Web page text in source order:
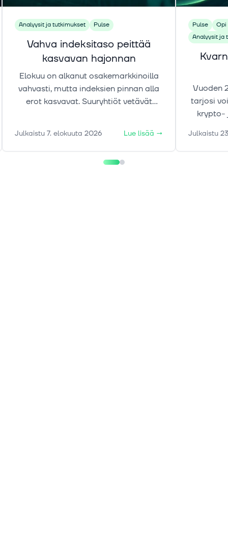
Analyysit ja tutkimukset Pulse
Vahva indeksitaso peittää
kasvavan hajonnan
Elokuu on alkanut osakemarkkinoilla
vahvasti, mutta indeksien pinnan alla
erot kasvavat. Suuryhtiöt vetävät
aiempaa moniulotteisemman.
Julkaistu 7. elokuuta 2026 Lue lisää →
Pulse
Opi
Analyysit ja
Vuoden
tarjosi
krypto-
Julkaistu